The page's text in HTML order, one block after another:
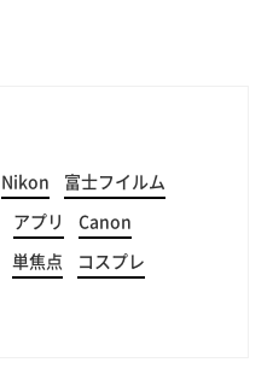
Nikon 富士フイルム
アプリ Canon
単焦点 コスプレ